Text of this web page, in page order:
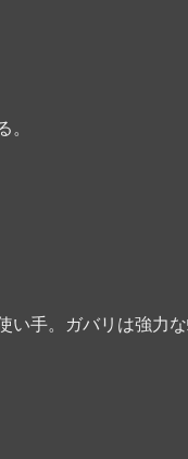
。
手。ガバリは強力